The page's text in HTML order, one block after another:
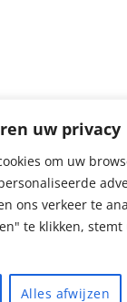
uw privacy
om uw
ons verkeer te
te klikken,
Alles afwijzen